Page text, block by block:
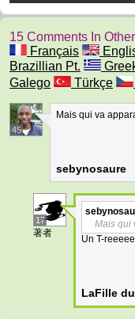
15 Comments In
Français
Brazillian Pt.
Galego
Türkçe
45
Mais qui va
sebynosaure
17
著者
Mais qui
Un T-
LaFille